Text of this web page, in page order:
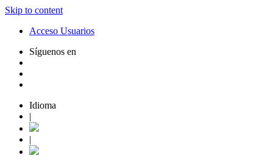
Skip to content
Acceso Usuarios
Síguenos en
Idioma
|
|